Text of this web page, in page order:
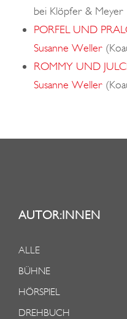
bei Klöpfer & Meyer
PORFEL UND
Susanne Weller
ROMMY UND
Susanne Weller
AUTOR:INNEN
ALLE
BÜHNE
HÖRSPIEL
DREHBUCH